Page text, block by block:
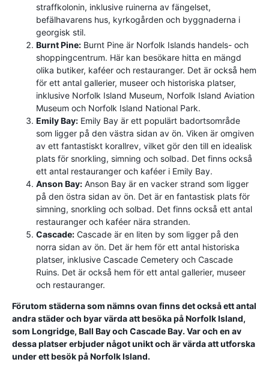
straffkolonin, inklusive ruinerna av fängelset,
befälhavarens hus, kyrkogården och byggnaderna i
georgisk stil.
Burnt Pine: Burnt Pine är Norfolk Islands handels- och
shoppingcentrum. Här kan besökare hitta en mängd
olika butiker, kaféer och restauranger. Det är också hem
för ett antal gallerier, museer och historiska platser,
inklusive Norfolk Island Museum, Norfolk Island Aviation
Museum och Norfolk Island National Park.
Emily Bay: Emily Bay är ett populärt badortsområde
som ligger på den västra sidan av ön. Viken är omgiven
av ett fantastiskt korallrev, vilket gör den till en idealisk
plats för snorkling, simning och solbad. Det finns också
ett antal restauranger och kaféer i Emily Bay.
Anson Bay: Anson Bay är en vacker strand som ligger
på den östra sidan av ön. Det är en fantastisk plats för
simning, snorkling och solbad. Det finns också ett antal
restauranger och kaféer nära stranden.
Cascade: Cascade är en liten by som ligger på den
norra sidan av ön. Det är hem för ett antal historiska
platser, inklusive Cascade Cemetery och Cascade
Ruins. Det är också hem för ett antal gallerier, museer
och restauranger.
Förutom städerna som nämns ovan finns det också ett antal
andra städer och byar värda att besöka på Norfolk Island,
som Longridge, Ball Bay och Cascade Bay. Var och en av
dessa platser erbjuder något unikt och är värda att utforska
under ett besök på Norfolk Island.